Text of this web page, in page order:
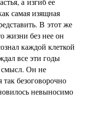
самая изящная
В этот же
жизни без нее он
каждой клеткой
все эти годы
смысл. Он не
безоговорочно
невыносимо